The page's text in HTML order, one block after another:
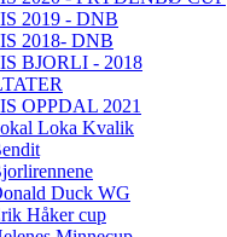
2019 - DNB
2018- DNB
BJORLI - 2018
OPPDAL 2021
Loka Kvalik
Duck WG
Håker cup